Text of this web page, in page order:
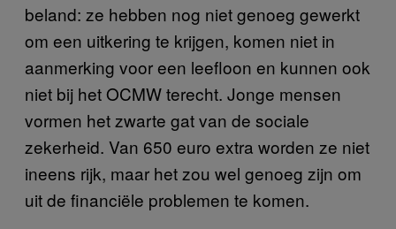
beland: ze hebben nog niet genoeg gewerkt
om een uitkering te krijgen, komen niet in
aanmerking voor een leefloon en kunnen ook
niet bij het OCMW terecht. Jonge mensen
vormen het zwarte gat van de sociale
zekerheid. Van 650 euro extra worden ze niet
ineens rijk, maar het zou wel genoeg zijn om
uit de financiële problemen te komen.